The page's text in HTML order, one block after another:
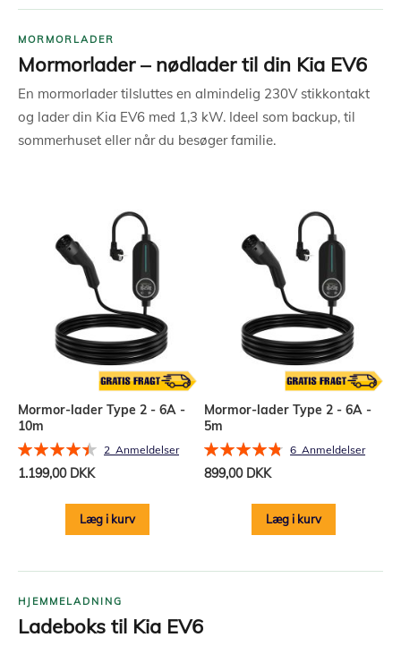
MORMORLADER
Mormorlader – nødlader til din Kia EV6
En mormorlader tilsluttes en almindelig 230V stikkontakt
og lader din Kia EV6 med 1,3 kW. Ideel som backup, til
sommerhuset eller når du besøger familie.
Mormor-lader Type 2 - 6A -
10m
Bedømmelse:
90%
2 Anmeldelser
1.199,00 DKK
Læg i kurv
Mormor-lader Type 2 - 6A -
5m
Bedømmelse:
97%
6Anmeldelser
899,00 DKK
Læg i kurv
HJEMMELADNING
Ladeboks til Kia EV6